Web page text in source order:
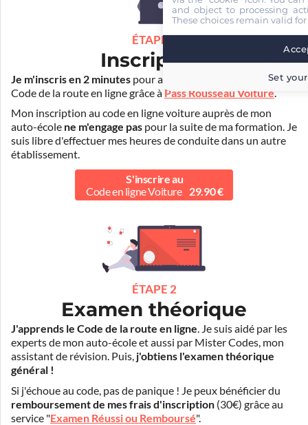
ÉTAPE 1
Inscription
Je m'inscris en 2 minutes pour accéder à ma formation au
Code de la route en ligne grâce à Pass Rousseau Voiture
Mon inscription au code en ligne voiture auprès de mon
auto-école ne m'engage pas pour la suite de ma formation. Je
suis libre d'effectuer mes heures de conduite dans un autre
établissement.
S'inscrire au
Code en ligne Voiture
29.90 €
ÉTAPE 2
Examen théorique
J'apprends le Code de la route en ligne. Je suis aidé par les
experts de mon auto-école et aussi par Mister Codes, mon
assistant de révision. Puis, j'obtiens l'examen théorique
général !
Si j'échoue au code, pas de panique ! Je peux bénéficier du
remboursement de mes frais d'inscription (30€) grâce au
service "Examen Réussi ou Remboursé".
and object to processing
These choices remain valid
Set